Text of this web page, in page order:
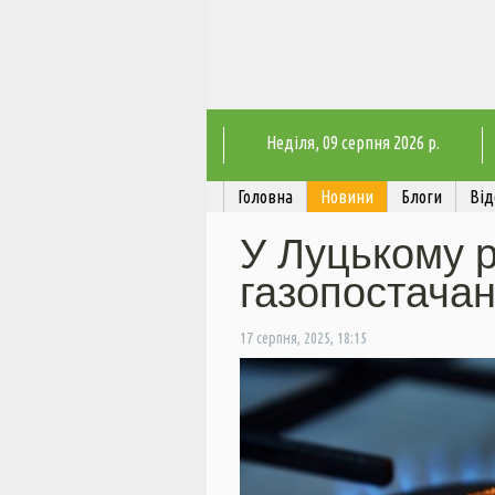
Неділя, 09 серпня 2026 р.
Головна Новини Блоги
У Луцькому
17 серпня, 2025, 18:15